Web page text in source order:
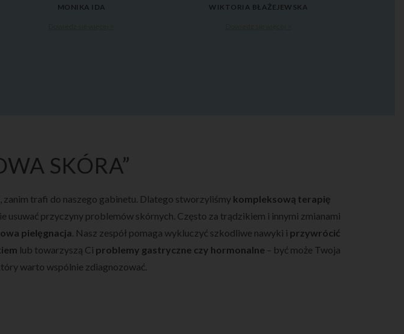
MONIKA IDA WIKTORIA BŁAŻEJEWSKA
SKÓRA”
zanim trafi do naszego gabinetu. Dlatego stworzyliśmy kompleksową terapię
usuwać przyczyny problemów skórnych. Często za trądzikiem i innymi zmianami
pielęgnacja. Nasz zespół pomaga wykluczyć szkodliwe nawyki i przywrócić
lub towarzyszą Ci problemy gastryczne czy hormonalne – być może Twoja
warto wspólnie zdiagnozować.